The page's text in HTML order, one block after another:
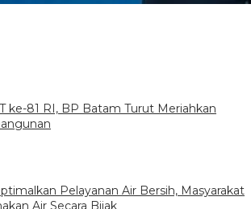
ke-81 RI, BP Batam Turut Meriahkan
Pelayanan Air Bersih, Masyarakat
Air Secara Bijak